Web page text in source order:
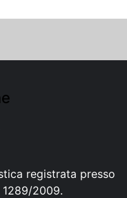
registrata presso
1289/2009.